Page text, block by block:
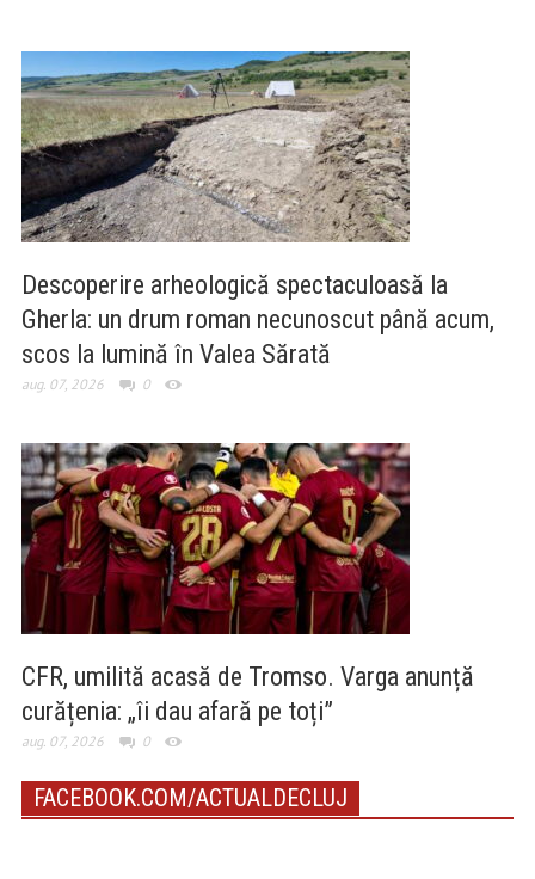
Descoperire arheologică spectaculoasă la
Gherla: un drum roman necunoscut până acum,
scos la lumină în Valea Sărată
aug. 07, 2026 0
CFR, umilită acasă de Tromso. Varga anunță
curățenia: „îi dau afară pe toți”
aug. 07, 2026 0
FACEBOOK.COM/ACTUALDECLUJ